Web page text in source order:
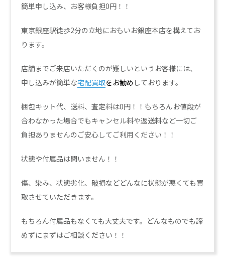
簡単申し込み、お客様負担0円！！
東京銀座駅徒歩2分の立地におもいお銀座本店を構えてお
ります。
店舗までご来店いただくのが難しいというお客様には、
申し込みが簡単な宅配買取をお勧め しております。
梱包キット代、送料、査定料は0円！！もちろんお値段が
合わなかった場合でもキャンセル料や返送料など一切ご
負担ありませんのご安心してご利用ください！！
状態や付属品は問いません！！
傷、染み、状態劣化、破損などどんなに状態が悪くても買
取させていただきます。
もちろん付属品もなくても大丈夫です。どんなものでも諦
めずにまずはご相談ください！！